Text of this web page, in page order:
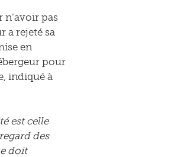
n’avoir pas
a rejeté sa
en
pour
indiqué à
est celle
des
doit